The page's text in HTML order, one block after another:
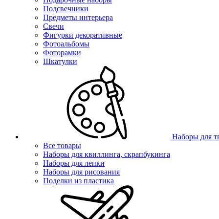
Подсвечники
Предметы интерьера
Свечи
Фигурки декоративные
Фотоальбомы
Фоторамки
Шкатулки
Наборы для
Все товары
Наборы для квиллинга, скрапбукинга
Наборы для лепки
Наборы для рисования
Поделки из пластика